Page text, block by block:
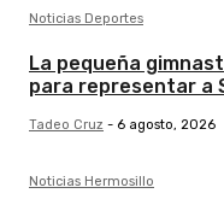
Noticias Deportes
La pequeña
para representar a
Tadeo Cruz - 6 agosto, 2026
Noticias Hermosillo